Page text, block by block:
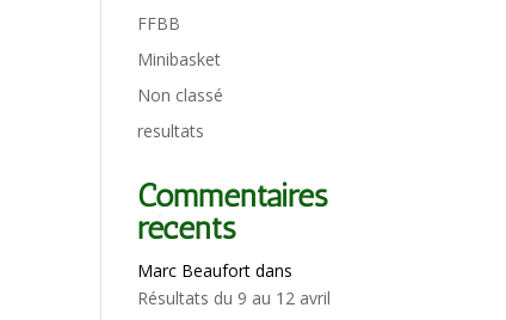
FFBB
Minibasket
Non classé
resultats
Commentaires
récents
Marc Beaufort dans
Résultats du 9 au 12 avril